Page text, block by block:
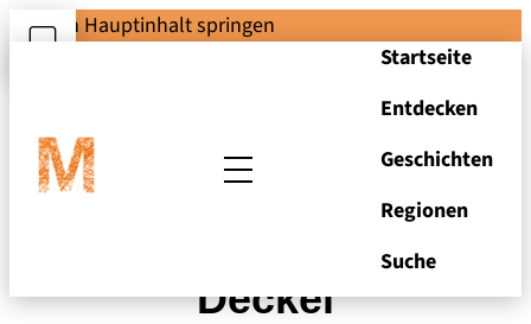
Zum Hauptinhalt springen
Startseite
Entdecken
Geschichten
Regionen
Suche
Zuckerdose mit
Deckel